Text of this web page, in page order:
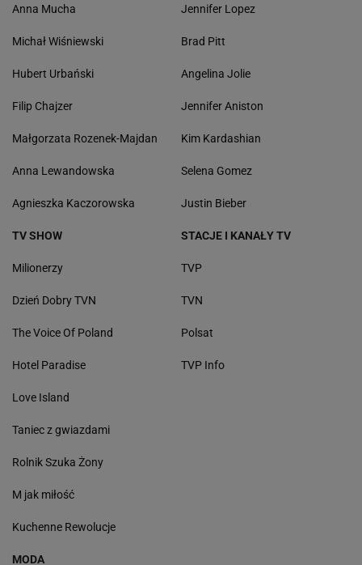
Anna Mucha
Michał Wiśniewski
Hubert Urbański
Filip Chajzer
Małgorzata Rozenek-Majdan
Anna Lewandowska
Agnieszka Kaczorowska
Jennifer Lopez
Brad Pitt
Angelina Jolie
Jennifer Aniston
Kim Kardashian
Selena Gomez
Justin Bieber
TV SHOW
Milionerzy
Dzień Dobry TVN
The Voice Of Poland
Hotel Paradise
Love Island
Taniec z gwiazdami
Rolnik Szuka Żony
M jak miłość
Kuchenne Rewolucje
STACJE I KANAŁY TV
TVP
TVN
Polsat
TVP Info
MODA